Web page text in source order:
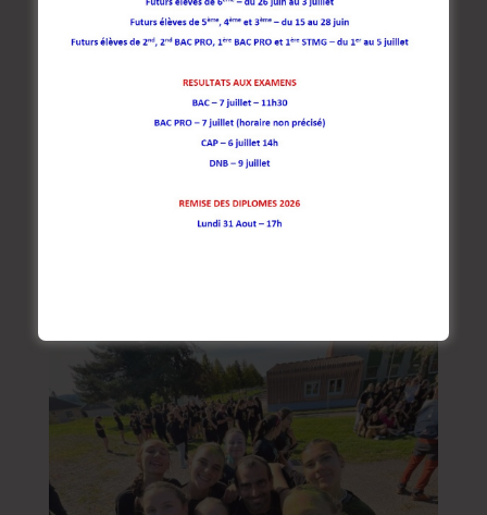
Cédric Grenouillet|Jan 28, 2026|Cité Scolaire
Ce mercredi 28 janvier, notre équipe de filles du lycée
a participé aux académiques de volley-ball, elles
terminent 3e après s être bien battues face à des
adversaires difficiles. Elles ont gardé le sourire d avoir